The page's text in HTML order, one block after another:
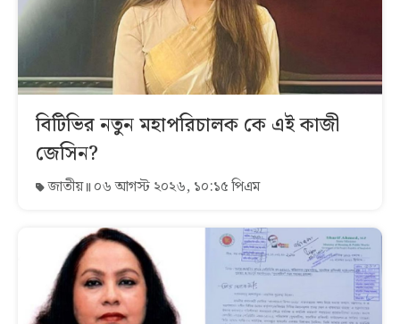
বিটিভির নতুন মহাপরিচালক কে এই কাজী
জেসিন?
জাতীয় ০৬ আগস্ট ২০২৬, ১০:১৫ পিএম